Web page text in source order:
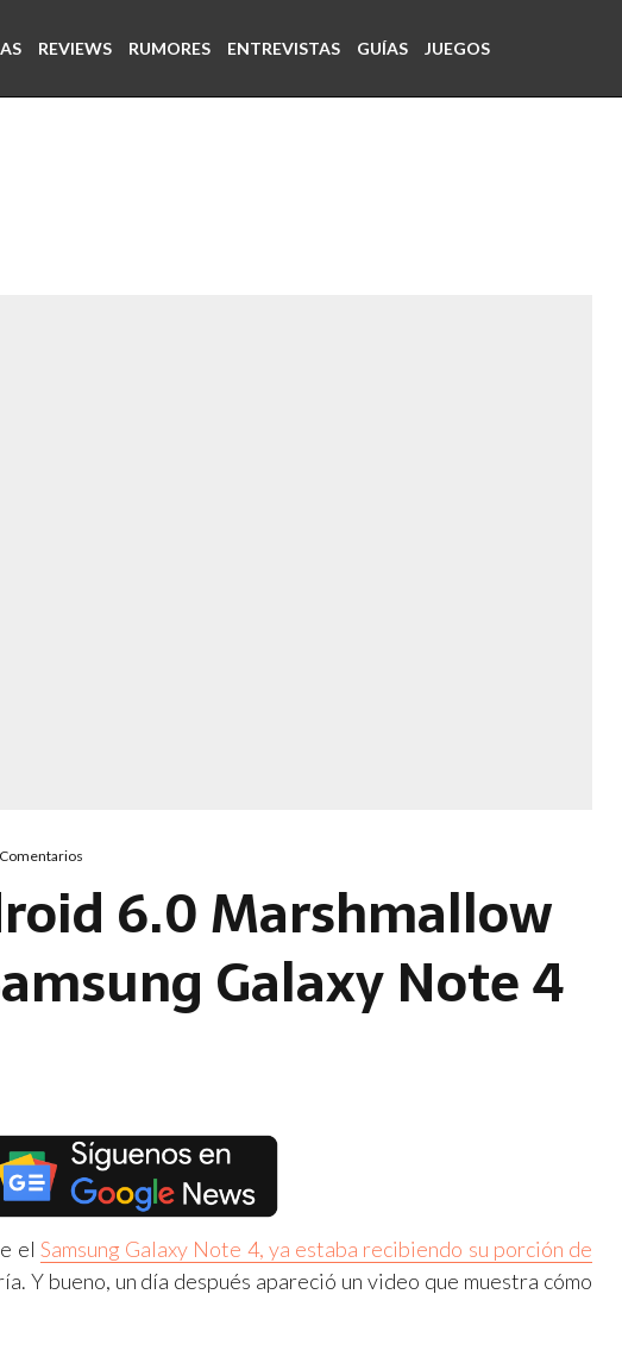
REVIEWS RUMORES ENTREVISTAS GUÍAS JUEGOS
6.0 Marshmallow
Galaxy Note 4
el Samsung Galaxy Note 4, ya estaba recibiendo su porción de
Y bueno, un día después apareció un video que muestra cómo